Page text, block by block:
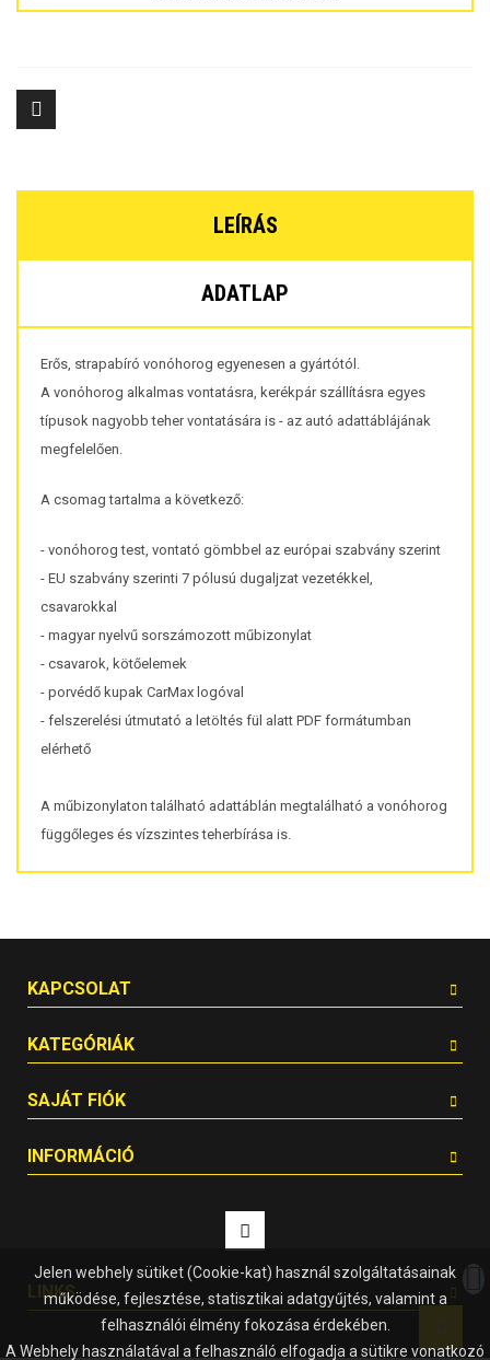
LEÍRÁS
ADATLAP
Erős, strapabíró vonóhorog egyenesen a gyártótól.
A vonóhorog alkalmas vontatásra, kerékpár szállításra egyes
típusok nagyobb teher vontatására is - az autó adattáblájának
megfelelően.
A csomag tartalma a következő:
- vonóhorog test, vontató gömbbel az európai szabvány szerint
- EU szabvány szerinti 7 pólusú dugaljzat vezetékkel,
csavarokkal
- magyar nyelvű sorszámozott műbizonylat
- csavarok, kötőelemek
- porvédő kupak CarMax logóval
- felszerelési útmutató a letöltés fül alatt PDF formátumban
elérhető
A műbizonylaton található adattáblán megtalálható a vonóhorog
függőleges és vízszintes teherbírása is.
KAPCSOLAT
KATEGÓRIÁK
SAJÁT FIÓK
INFORMÁCIÓ
LINKS
Jelen webhely sütiket (Cookie-kat) használ szolgáltatásainak
működése, fejlesztése, statisztikai adatgyűjtés, valamint a
felhasználói élmény fokozása érdekében.
A Webhely használatával a felhasználó elfogadja a sütikre vonatkozó